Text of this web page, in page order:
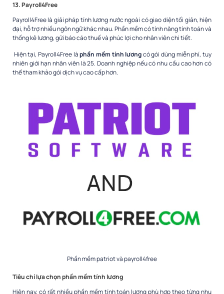
13. Payroll4Free
Payroll4Free là giải pháp tính lương nước ngoài có giao diện tối giản, hiện
đại, hỗ trợ nhiều ngôn ngữ khác nhau. Phần mềm có tính năng tính toán và
thống kê lương, gửi báo cáo thuế và phúc lợi cho nhân viên chi tiết.
Hiện tại, Payroll4Free làphần mềm tính lươngcó gói dùng miễn phí, tuy
nhiên giới hạn nhân viên là 25. Doanh nghiệp nếu có nhu cầu cao hơn có
thể tham khảo gói dịch vụ cao cấp hơn.
Phần mềm patriot và payroll4free
Tiêu chí lựa chọn phần mềm tính lương
Hiện nay, có rất nhiều phần mềm tính toán lương phù hợp theo từng nhu